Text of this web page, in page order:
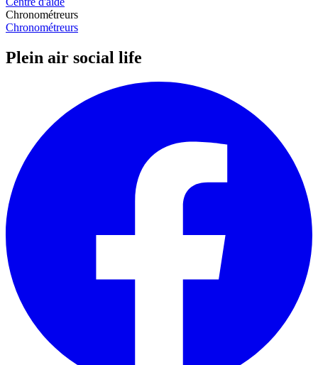
Chronométreurs
Chronométreurs
Plein air social life